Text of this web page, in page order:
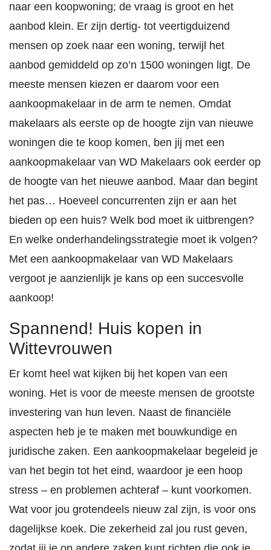
naar een koopwoning; de vraag is groot en het
aanbod klein. Er zijn dertig- tot veertigduizend
mensen op zoek naar een woning, terwijl het
aanbod gemiddeld op zo’n 1500 woningen ligt. De
meeste mensen kiezen er daarom voor een
aankoopmakelaar in de arm te nemen. Omdat
makelaars als eerste op de hoogte zijn van nieuwe
woningen die te koop komen, ben jij met een
aankoopmakelaar van WD Makelaars ook eerder op
de hoogte van het nieuwe aanbod. Maar dan begint
het pas… Hoeveel concurrenten zijn er aan het
bieden op een huis? Welk bod moet ik uitbrengen?
En welke onderhandelingsstrategie moet ik volgen?
Met een aankoopmakelaar van WD Makelaars
vergoot je aanzienlijk je kans op een succesvolle
aankoop!
Spannend! Huis kopen in
Wittevrouwen
Er komt heel wat kijken bij het kopen van een
woning. Het is voor de meeste mensen de grootste
investering van hun leven. Naast de financiële
aspecten heb je te maken met bouwkundige en
juridische zaken. Een aankoopmakelaar begeleid je
van het begin tot het eind, waardoor je een hoop
stress – en problemen achteraf – kunt voorkomen.
Wat voor jou grotendeels nieuw zal zijn, is voor ons
dagelijkse koek. Die zekerheid zal jou rust geven,